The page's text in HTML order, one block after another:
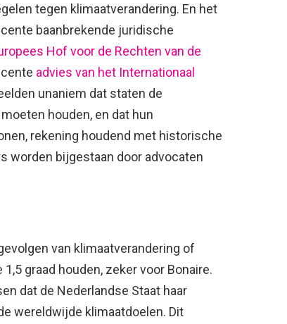
tegen klimaatverandering. En het
baanbrekende juridische
Hof voor de Rechten van de
advies van het Internationaal
unaniem dat staten de
houden, en dat hun
rekening houdend met historische
worden bijgestaan door advocaten
van klimaatverandering of
graad houden, zeker voor Bonaire.
dat de Nederlandse Staat haar
wereldwijde klimaatdoelen. Dit